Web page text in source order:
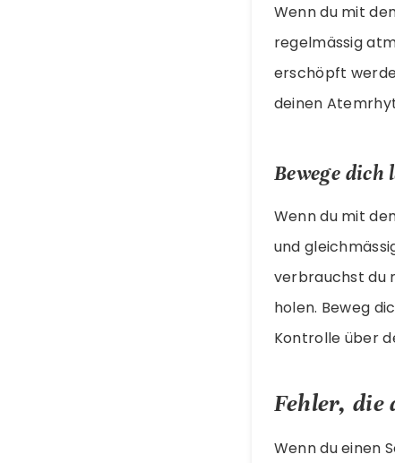
Wenn du mit
regelmässig
erschöpft
deinen
Bewege dich
Wenn du mit
und
verbrauchst du
holen. Beweg
Kontrolle über
Fehler, die
Wenn du einen